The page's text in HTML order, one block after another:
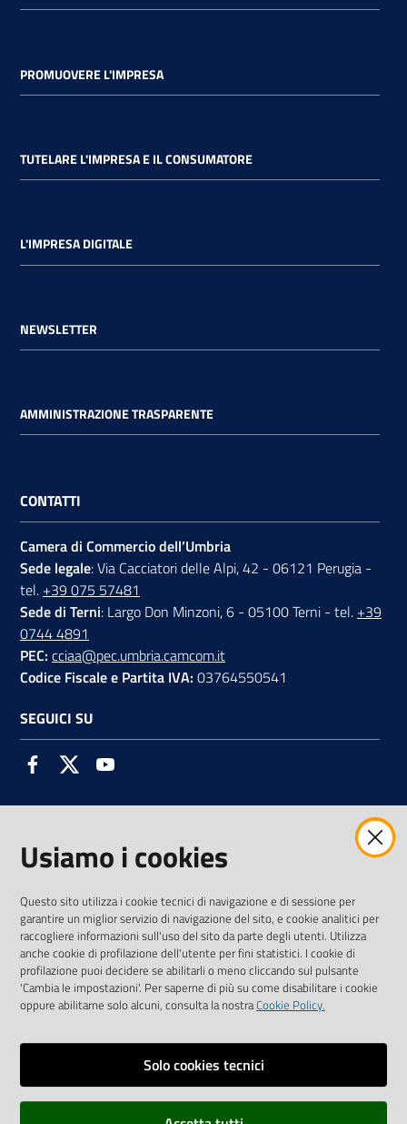
PROMUOVERE L'IMPRESA
TUTELARE L'IMPRESA E IL CONSUMATORE
L'IMPRESA DIGITALE
NEWSLETTER
AMMINISTRAZIONE TRASPARENTE
CONTATTI
Camera di Commercio dell’Umbria
Sede legale: Via Cacciatori delle Alpi, 42 - 06121 Perugia -
tel. +39 075 57481
Sede di Terni: Largo Don Minzoni, 6 - 05100 Terni - tel. +39
0744 4891
PEC: cciaa@pec.umbria.camcom.it
Codice Fiscale e Partita IVA: 03764550541
SEGUICI SU
FacebookTwitter
AMMINISTRAZIONE TRASPARENTE INTERCAM S.C.A.R.L.
Vai alla pagina
Media Policy
Mappa del sito
Usiamo i cookies
Questo sito utilizza i cookie tecnici di navigazione e di sessione per
garantire un miglior servizio di navigazione del sito, e cookie analitici per
raccogliere informazioni sull'uso del sito da parte degli utenti. Utilizza
anche cookie di profilazione dell'utente per fini statistici. I cookie di
profilazione puoi decidere se abilitarli o meno cliccando sul pulsante
'Cambia le impostazioni'. Per saperne di più su come disabilitare i cookie
oppure abilitarne solo alcuni, consulta la nostraCookie Policy.
Solo cookies tecnici